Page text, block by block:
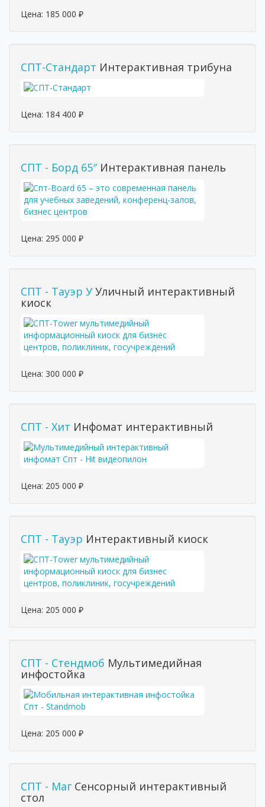
Цена: 185 000 ₽
СПТ-Стандарт Интерактивная трибуна
Цена: 184 400 ₽
СПТ - Борд 65″ Интерактивная панель
Цена: 295 000 ₽
СПТ - Тауэр УУличный интерактивный
киоск
Цена: 300 000 ₽
СПТ - Хит Инфомат интерактивный
Цена: 205 000 ₽
СПТ - Тауэр Интерактивный киоск
Цена: 205 000 ₽
СПТ - Стендмоб Мультимедийная
инфостойка
Цена: 205 000 ₽
СПТ - Маг Сенсорный интерактивный
стол